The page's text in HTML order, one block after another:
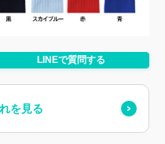
LINEで質問する
を見る